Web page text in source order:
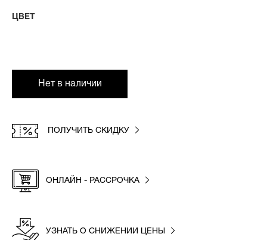
ЦВЕТ
Нет в наличии
ПОЛУЧИТЬ СКИДКУ
ОНЛАЙН - РАССРОЧКА
УЗНАТЬ О СНИЖЕНИИ ЦЕНЫ